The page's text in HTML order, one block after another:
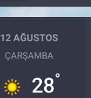
12 AĞUSTOS
ÇARŞAMBA
28°